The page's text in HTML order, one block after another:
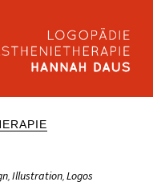
, Illustration, Logos